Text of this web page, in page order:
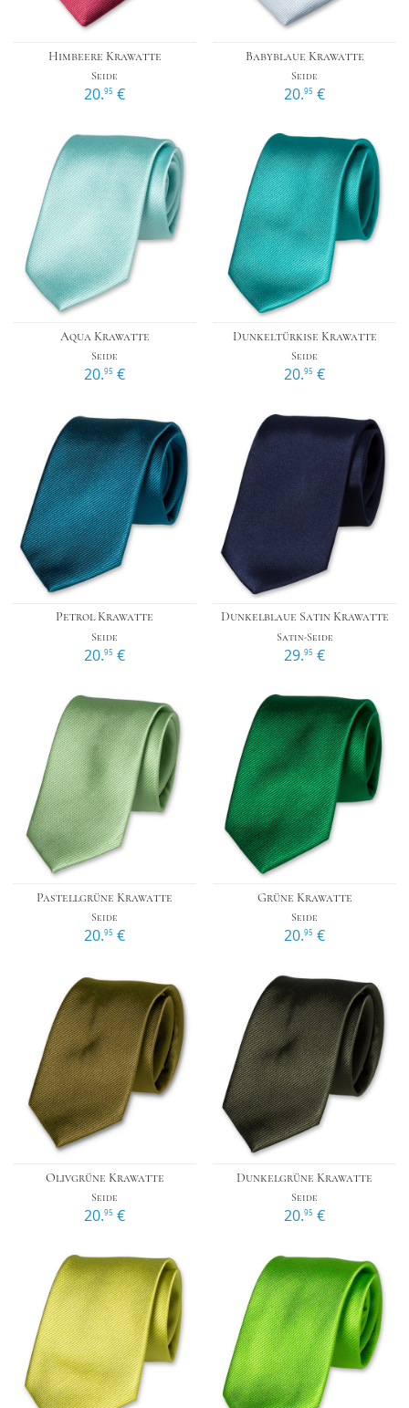
Himbeere Krawatte
Seide
20.95 €
Babyblaue Krawatte
Seide
20.95 €
Aqua Krawatte
Seide
20.95 €
Dunkeltürkise Krawatte
Seide
20.95 €
Petrol Krawatte
Seide
20.95 €
Dunkelblaue Satin Krawatte
Satin-Seide
29.95 €
Pastellgrüne Krawatte
Seide
20.95 €
Grüne Krawatte
Seide
20.95 €
Olivgrüne Krawatte
Seide
20.95 €
Dunkelgrüne Krawatte
Seide
20.95 €